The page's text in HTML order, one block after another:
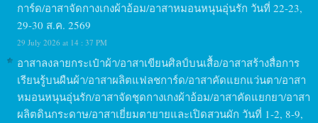
การ์ด/อาสาจัดกางเกงผ้าอ้อม/อาสาหมอนหนุนอุ่นรัก วันที่ 22-23,
29-30 ส.ค. 2569
29 July 2026 at 14 : 37 PM
อาสาลงลายกระเป๋าผ้า/อาสาเขียนศิลป์บนเสื้อ/อาสาสร้างสื่อการ
เรียนรู้บนผืนผ้า/อาสาผลิตแฟลชการ์ด/อาสาคัดแยกแว่นตา/อาสา
หมอนหนุนอุ่นรัก/อาสาจัดชุดกางเกงผ้าอ้อม/อาสาคัดแยกยา/อาสา
ผลิตดินกระดาษ/อาสาเยี่ยมตายายและเปิดสวนผัก วันที่ 1-2, 8-9,